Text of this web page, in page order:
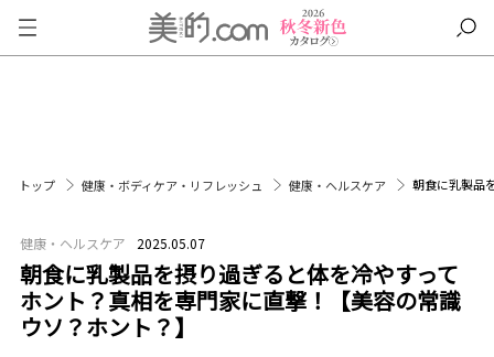
トップ 健康・ボディケア・リフレッシュ 健康・ヘルスケア 朝食に乳製品
健康・ヘルスケア 2025.05.07
朝食に乳製品を摂り過ぎると体を冷やすって
ホント？真相を専門家に直撃！【美容の常識
ウソ？ホント？】